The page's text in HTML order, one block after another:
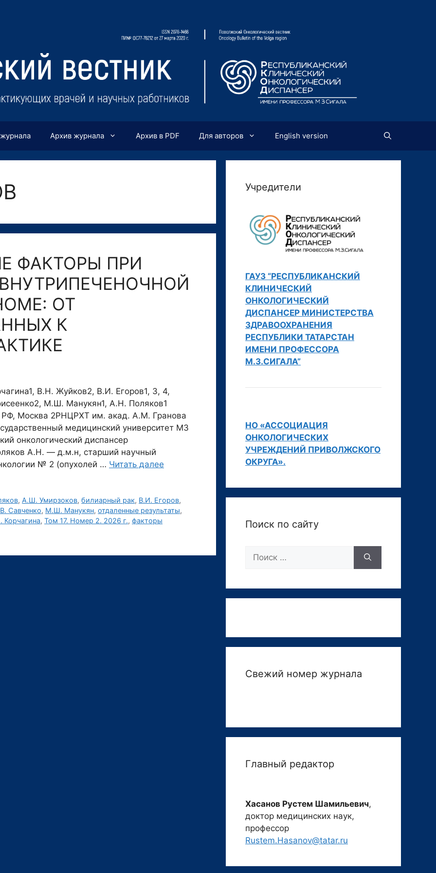
Архив журнала Архив в PDF Для авторов English version
ФАКТОРЫ ПРИ
ОТ
К
В.Н. Жуйков2, В.И. Егоров1, 3, 4,
М.Ш. Манукян1, А.Н. Поляков1
Москва 2РНЦРХТ им. акад. А.М. Гранова
медицинский университет МЗ
онкологический диспансер
А.Н. — д.м.н, старший научный
№ 2 (опухолей … Читать далее
, А.Ш. Умирзоков,билиарный рак, В.И. Егоров,
Савченко, М.Ш. Манукян, отдаленные результаты,
Корчагина, Том 17. Номер 2. 2026 г., факторы
Учредители
ГАУЗ “РЕСПУБЛИКАНСКИЙ
КЛИНИЧЕСКИЙ
ОНКОЛОГИЧЕСКИЙ
ДИСПАНСЕР МИНИСТЕРСТВА
ЗДРАВООХРАНЕНИЯ
РЕСПУБЛИКИ ТАТАРСТАН
ИМЕНИ ПРОФЕССОРА
М.З.СИГАЛА”
НО «АССОЦИАЦИЯ
ОНКОЛОГИЧЕСКИХ
УЧРЕЖДЕНИЙ ПРИВОЛЖСКОГО
ОКРУГА».
Поиск по сайту
Свежий номер журнала
Главный редактор
Хасанов Рустем Шамильевич,
доктор медицинских наук,
профессор
Rustem.Hasanov@tatar.ru